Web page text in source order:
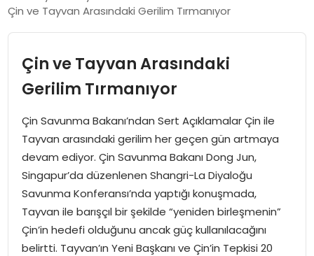
GÜNDEM
EKONOMI
İDEAL YAŞAM
İDEAL SPOR
YAŞAM
MAGAZIN
SAĞLIK
Çin ve Tayvan Arasındaki Gerilim Tırmanıyor
Çin ve Tayvan Arasındaki
Gerilim Tırmanıyor
Çin Savunma Bakanı’ndan Sert Açıklamalar Çin ile
Tayvan arasındaki gerilim her geçen gün artmaya
devam ediyor. Çin Savunma Bakanı Dong Jun,
Singapur’da düzenlenen Shangri-La Diyaloğu
Savunma Konferansı’nda yaptığı konuşmada,
Tayvan ile barışçıl bir şekilde “yeniden birleşmenin”
Çin’in hedefi olduğunu ancak güç kullanılacağını
belirtti. Tayvan’ın Yeni Başkanı ve Çin’in Tepkisi 20